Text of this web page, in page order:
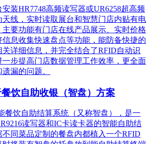
装HR7748高频读写器或UR6258超高频
线，实时读取展台和智慧门店内贴有电
要功能有门店在线产品展示、实时价格
息收集快速盘点等功能，能防备快捷的
详细信息，并完全结合了RFID自动识
步提高门店数据管理工作效率，更全面
漏的问题。
饮自助收银（智盘）方案
餐饮自助结算系统（又称智盘），是一
读写器和IC卡读卡器的智能自助结
同菜品定制的餐盘内都植入一个RFID